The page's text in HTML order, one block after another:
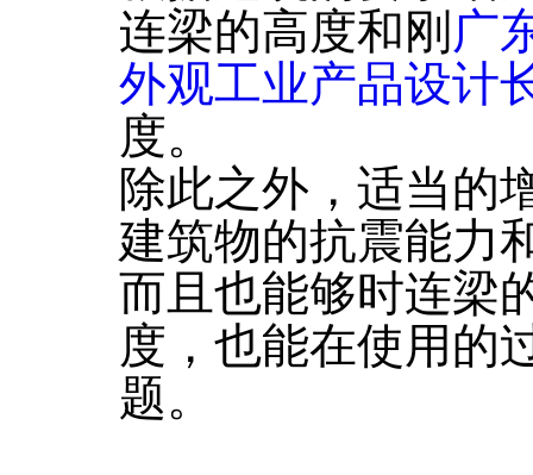
连梁的高度和刚 广
外观工业产品设计
度。
除此之外，适当的
建筑物的抗震能力
而且也能够时连梁
度，也能在使用的
题。